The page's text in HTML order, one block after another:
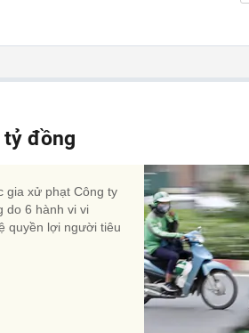
tỷ đồng
gia xử phạt Công ty
do 6 hành vi vi
quyền lợi người tiêu